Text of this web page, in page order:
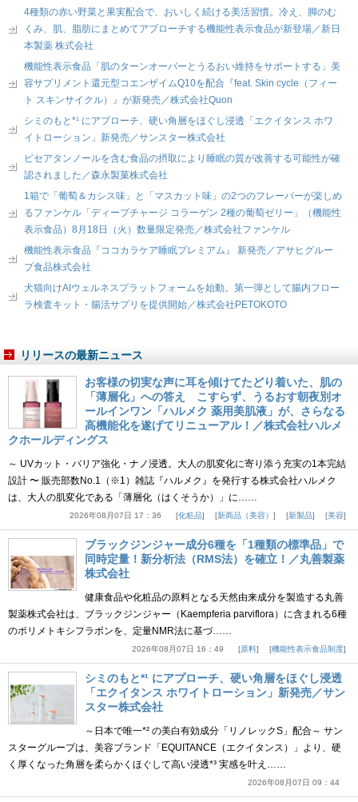
4種類の赤い野菜と果実配合で、おいしく続ける美活習慣。冷え、脚のむ
くみ、肌、脂肪にまとめてアプローチする機能性表示食品が新登場／新日
本製薬 株式会社
機能性表示食品「肌のターンオーバーとうるおい維持をサポートする」美
容サプリメント還元型コエンザイムQ10を配合『feat. Skin cycle（フィー
ト スキンサイクル）』が新発売／株式会社Quon
シミのもと*¹ にアプローチ、硬い角層をほぐし浸透「エクイタンス ホワ
イトローション」新発売／サンスター株式会社
ピセアタンノールを含む食品の摂取により睡眠の質が改善する可能性が確
認されました／森永製菓株式会社
1箱で「葡萄＆カシス味」と「マスカット味」の2つのフレーバーが楽しめ
るファンケル「ディープチャージ コラーゲン 2種の葡萄ゼリー」（機能性
表示食品）8月18日（火）数量限定発売／株式会社ファンケル
機能性表示食品『ココカラケア睡眠プレミアム』 新発売／アサヒグルー
プ食品株式会社
犬猫向けAIウェルネスプラットフォームを始動。第一弾として腸内フロー
ラ検査キット・腸活サプリを提供開始／株式会社PETOKOTO
リリースの最新ニュース
お客様の切実な声に耳を傾けてたどり着いた、肌の
「薄層化」への答え こすらず、うるおす朝夜別オ
ールインワン「ハルメク 薬用美肌液」が、さらなる
高機能化を遂げてリニューアル！／株式会社ハルメ
クホールディングス
～ UVカット・バリア強化・ナノ浸透。大人の肌変化に寄り添う充実の1本完結
設計 〜 販売部数No.1（※1）雑誌『ハルメク』を発行する株式会社ハルメク
は、大人の肌変化である「薄層化（はくそうか）」に……
2026年08月07日 17：36 化粧品 新商品（美容） 新製品 美容
ブラックジンジャー成分6種を「1種類の標準品」で
同時定量！新分析法（RMS法）を確立！／丸善製薬
株式会社
健康食品や化粧品の原料となる天然由来成分を製造する丸善
製薬株式会社は、ブラックジンジャー（Kaempferia parviflora）に含まれる6種
のポリメトキシフラボンを、定量NMR法に基づ……
2026年08月07日 16：49 原料 機能性表示食品制度
シミのもと*¹ にアプローチ、硬い角層をほぐし浸透
「エクイタンス ホワイトローション」新発売／サン
スター株式会社
～日本で唯一*² の美白有効成分「リノレックS」配合～ サン
スターグループは、美容ブランド「EQUITANCE（エクイタンス）」より、硬
く厚くなった角層を柔らかくほぐして高い浸透*³ 実感を叶え……
2026年08月07日 09：44